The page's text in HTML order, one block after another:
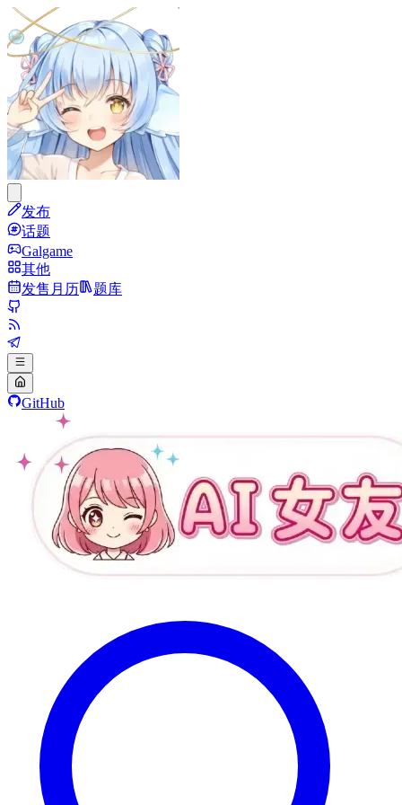
发布
话题
Galgame
其他
发售月历
题库
GitHub